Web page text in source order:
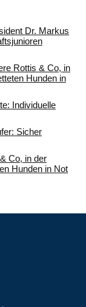
Dr. Markus
Rottis & Co, in
Hunden in
Individuelle
Sicher
Co, in der
Hunden in Not